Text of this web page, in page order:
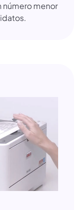
número menor